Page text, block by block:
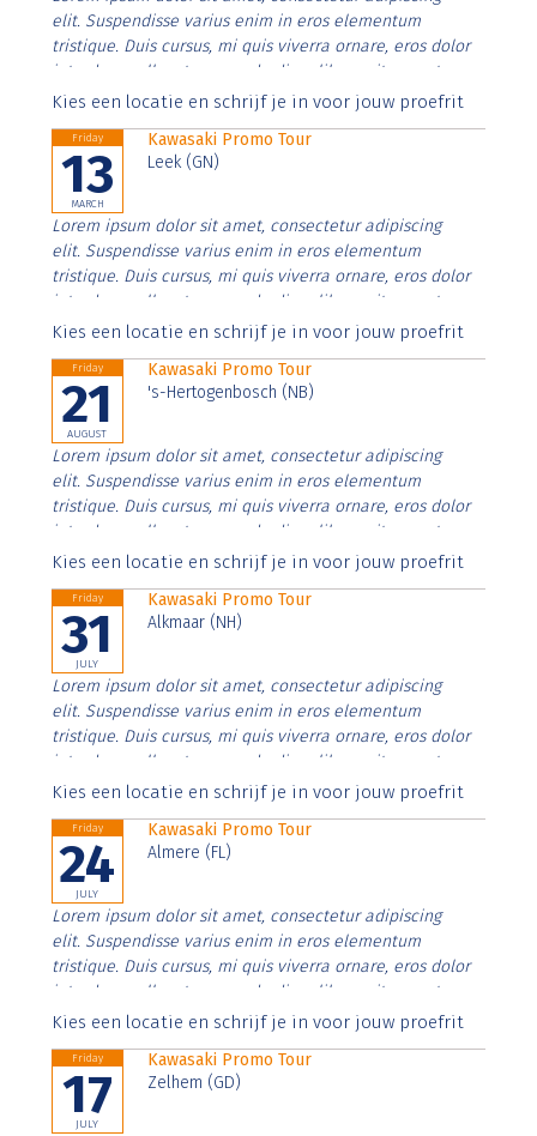
elit. Suspendisse varius enim in eros elementum
tristique. Duis cursus, mi quis viverra ornare, eros dolor
interdum nulla, ut commodo diam libero vitae erat.
Aenean faucibus nibh et justo cursus id rutrum lorem
Kies een locatie en schrijf je in voor jouw proefrit
Friday
13
MARCH
Kawasaki Promo Tour
Leek (GN)
Lorem ipsum dolor sit amet, consectetur adipiscing
elit. Suspendisse varius enim in eros elementum
tristique. Duis cursus, mi quis viverra ornare, eros dolor
interdum nulla, ut commodo diam libero vitae erat.
Aenean faucibus nibh et justo cursus id rutrum lorem
Kies een locatie en schrijf je in voor jouw proefrit
Friday
21
AUGUST
Kawasaki Promo Tour
's-Hertogenbosch (NB)
Lorem ipsum dolor sit amet, consectetur adipiscing
elit. Suspendisse varius enim in eros elementum
tristique. Duis cursus, mi quis viverra ornare, eros dolor
interdum nulla, ut commodo diam libero vitae erat.
Aenean faucibus nibh et justo cursus id rutrum lorem
Kies een locatie en schrijf je in voor jouw proefrit
Friday
31
JULY
Kawasaki Promo Tour
Alkmaar (NH)
Lorem ipsum dolor sit amet, consectetur adipiscing
elit. Suspendisse varius enim in eros elementum
tristique. Duis cursus, mi quis viverra ornare, eros dolor
interdum nulla, ut commodo diam libero vitae erat.
Aenean faucibus nibh et justo cursus id rutrum lorem
Kies een locatie en schrijf je in voor jouw proefrit
Friday
24
JULY
Kawasaki Promo Tour
Almere (FL)
Lorem ipsum dolor sit amet, consectetur adipiscing
elit. Suspendisse varius enim in eros elementum
tristique. Duis cursus, mi quis viverra ornare, eros dolor
interdum nulla, ut commodo diam libero vitae erat.
Aenean faucibus nibh et justo cursus id rutrum lorem
Kies een locatie en schrijf je in voor jouw proefrit
Friday
17
JULY
Kawasaki Promo Tour
Zelhem (GD)